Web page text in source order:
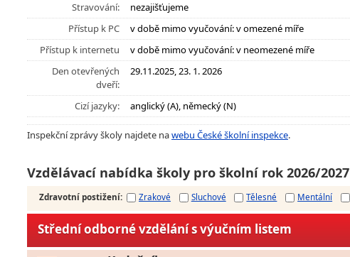
Stravování:
nezajišťujeme
Přístup k PC
v době mimo vyučování: v omezené míře
Přístup k internetu
v době mimo vyučování: v neomezené míře
Den otevřených
dveří:
29.11.2025, 23. 1. 2026
Cizí jazyky: anglický (A), německý (N)
Inspekční zprávy školy najdete nawebu České školní inspekce.
Vzdělávací nabídka školy pro školní rok 2026/2027
Zdravotní postižení: Zrakové Sluchové Tělesné Mentální
Střední odborné vzdělání s výučním listem